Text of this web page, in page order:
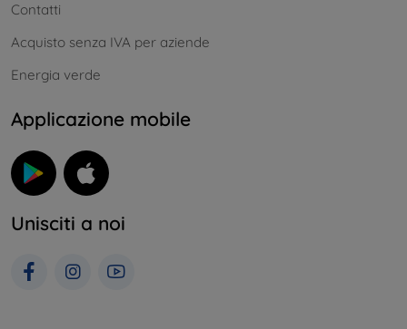
Contatti
Acquisto senza IVA per aziende
Energia verde
Applicazione mobile
Unisciti a noi